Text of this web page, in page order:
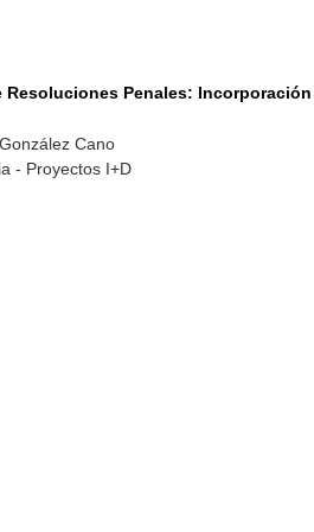
Penales:
Cano
- Proyectos I+D